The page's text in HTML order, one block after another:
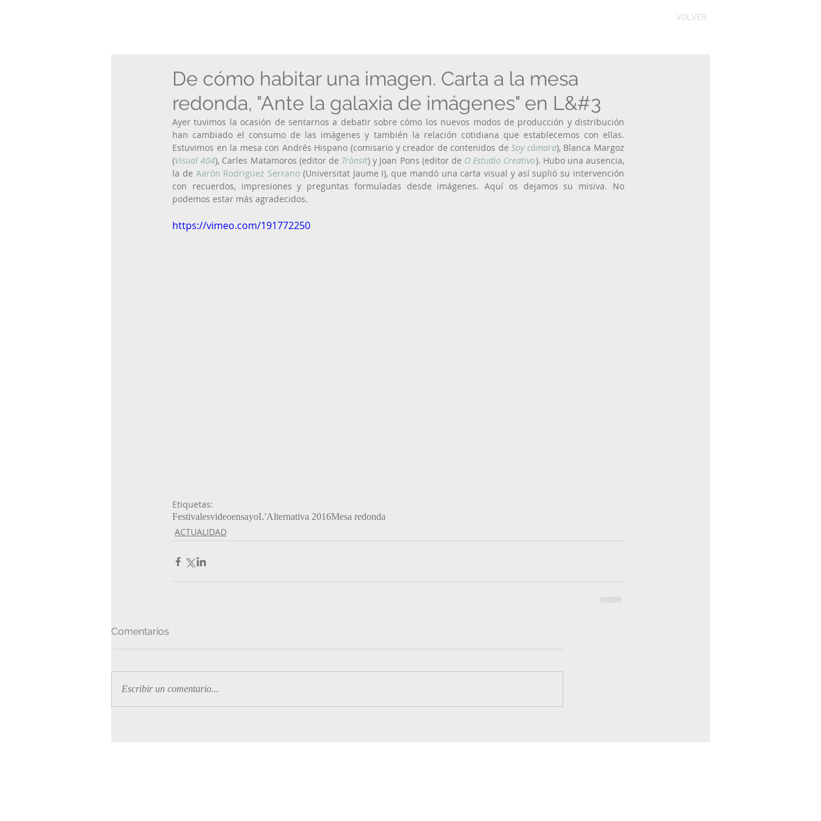
VOLVER
De cómo habitar una imagen. Carta a la mesa
redonda, "Ante la galaxia de imágenes" en L&#3
Ayer tuvimos la ocasión de sentarnos a debatir sobre cómo los nuevos modos de producción y distribución
han cambiado el consumo de las imágenes y también la relación cotidiana que establecemos con ellas.
Estuvimos en la mesa con Andrés Hispano (comisario y creador de contenidos de Soy cámara), Blanca Margoz
(Visual 404), Carles Matamoros (editor de Trànsit) y Joan Pons (editor de O Estudio Creativo). Hubo una ausencia,
la de Aarón Rodriguez Serrano (Universitat Jaume I), que mandó una carta visual y así suplió su intervención
con recuerdos, impresiones y preguntas formuladas desde imágenes. Aquí os dejamos su misiva. No
podemos estar más agradecidos.
https://vimeo.com/191772250
Etiquetas:
FestivalesvideoensayoL'Alternativa 2016Mesa redonda
ACTUALIDAD
Comentarios
Escribir un comentario...